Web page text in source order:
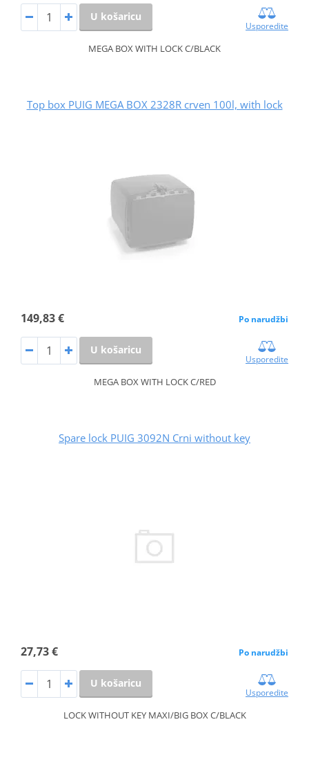
U košaricu
Usporedite
MEGA BOX WITH LOCK C/BLACK
Top box PUIG MEGA BOX 2328R crven 100l, with lock
149,83 € Po narudžbi
U košaricu
Usporedite
MEGA BOX WITH LOCK C/RED
Spare lock PUIG 3092N Crni without key
27,73 € Po narudžbi
U košaricu
Usporedite
LOCK WITHOUT KEY MAXI/BIG BOX C/BLACK